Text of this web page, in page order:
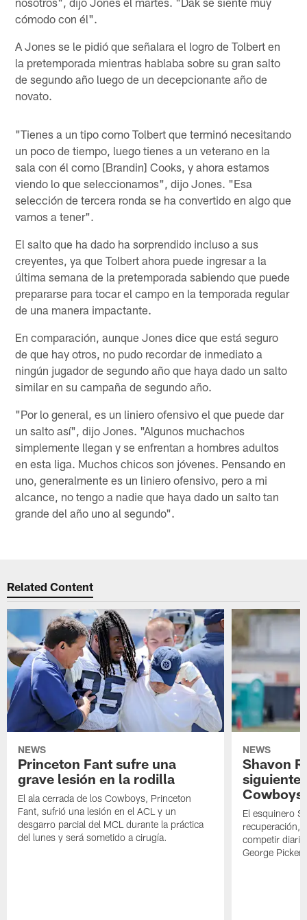
cómodo con él".
A Jones se le pidió que señalara el logro de Tolbert en
la pretemporada mientras hablaba sobre su gran salto
de segundo año luego de un decepcionante año de
novato.
"Tienes a un tipo como Tolbert que terminó necesitando
un poco de tiempo, luego tienes a un veterano en la
sala con él como [Brandin] Cooks, y ahora estamos
viendo lo que seleccionamos", dijo Jones. "Esa
selección de tercera ronda se ha convertido en algo que
vamos a tener".
El salto que ha dado ha sorprendido incluso a sus
creyentes, ya que Tolbert ahora puede ingresar a la
última semana de la pretemporada sabiendo que puede
prepararse para tocar el campo en la temporada regular
de una manera impactante.
En comparación, aunque Jones dice que está seguro
de que hay otros, no pudo recordar de inmediato a
ningún jugador de segundo año que haya dado un salto
similar en su campaña de segundo año.
"Por lo general, es un liniero ofensivo el que puede dar
un salto así", dijo Jones. "Algunos muchachos
simplemente llegan y se enfrentan a hombres adultos
en esta liga. Muchos chicos son jóvenes. Pensando en
uno, generalmente es un liniero ofensivo, pero a mi
alcance, no tengo a nadie que haya dado un salto tan
grande del año uno al segundo".
Related Content
NEWS
Princeton Fant sufre una
grave lesión en la rodilla
El ala cerrada de los Cowboys, Princeton
Fant, sufrió una lesión en el ACL y un
desgarro parcial del MCL durante la práctica
del lunes y será sometido a cirugía.
NEWS
Shavon
siguiente
Cowboys
El esquinero
recuperación,
competir
George